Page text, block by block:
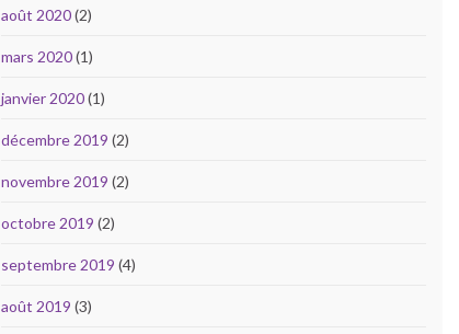
août 2020(2)
mars 2020(1)
janvier 2020(1)
décembre 2019 (2)
novembre 2019 (2)
octobre 2019 (2)
septembre 2019 (4)
août 2019 (3)